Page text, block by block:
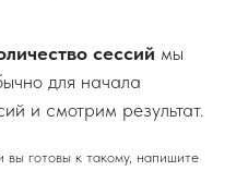
сессий мы
для начала
и смотрим результат.
готовы к такому, напишите